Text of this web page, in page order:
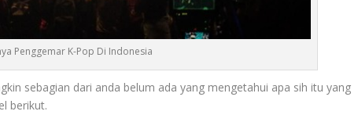
Penggemar K-Pop Di Indonesia
sebagian dari anda belum ada yang mengetahui apa sih itu yang
berikut.